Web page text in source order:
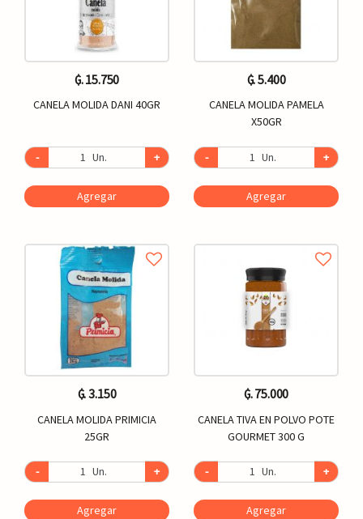
₲. 15.750
CANELA MOLIDA DANI 40GR
- Un. +
Agregar
₲. 5.400
CANELA MOLIDA PAMELA
X50GR
- Un. +
Agregar
₲. 3.150
CANELA MOLIDA PRIMICIA
25GR
- Un. +
Agregar
₲. 75.000
CANELA TIVA EN POLVO POTE
GOURMET 300 G
- Un. +
Agregar